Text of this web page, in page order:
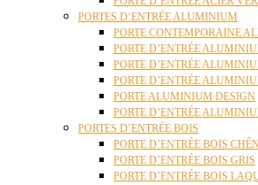
PORTES D’ENTRÉE ALUMINIUM
PORTE CONTEMPORAINE
PORTE D’ENTRÉE
PORTE D’ENTRÉE
PORTE D’ENTRÉE
PORTE ALUMINIUM DESIGN
PORTE D’ENTRÉE
PORTES D’ENTRÉE BOIS
PORTE D’ENTRÉE BOIS
PORTE D’ENTRÉE BOIS GRIS
PORTE D’ENTRÉE BOIS